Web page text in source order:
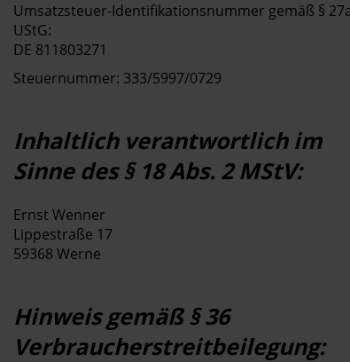
Umsatzsteuer-Identifikationsnummer gemäß §
UStG:
DE 811803271
Steuernummer: 333/5997/0729
Inhaltlich verantwortlich im
Sinne des § 18 Abs. 2 MStV:
Ernst Wenner
Lippestraße 17
59368 Werne
Hinweis gemäß § 36
Verbraucherstreitbeilegung: